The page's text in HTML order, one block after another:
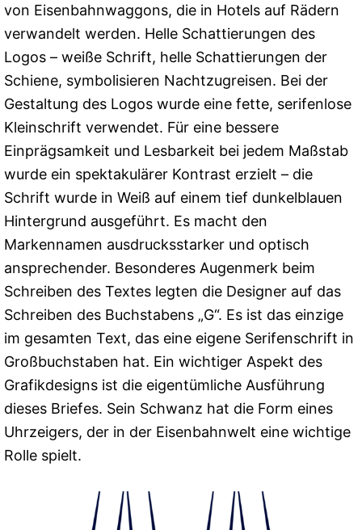
von Eisenbahnwaggons, die in Hotels auf Rädern
verwandelt werden. Helle Schattierungen des
Logos – weiße Schrift, helle Schattierungen der
Schiene, symbolisieren Nachtzugreisen. Bei der
Gestaltung des Logos wurde eine fette, serifenlose
Kleinschrift verwendet. Für eine bessere
Einprägsamkeit und Lesbarkeit bei jedem Maßstab
wurde ein spektakulärer Kontrast erzielt – die
Schrift wurde in Weiß auf einem tief dunkelblauen
Hintergrund ausgeführt. Es macht den
Markennamen ausdrucksstarker und optisch
ansprechender. Besonderes Augenmerk beim
Schreiben des Textes legten die Designer auf das
Schreiben des Buchstabens „G“. Es ist das einzige
im gesamten Text, das eine eigene Serifenschrift in
Großbuchstaben hat. Ein wichtiger Aspekt des
Grafikdesigns ist die eigentümliche Ausführung
dieses Briefes. Sein Schwanz hat die Form eines
Uhrzeigers, der in der Eisenbahnwelt eine wichtige
Rolle spielt.